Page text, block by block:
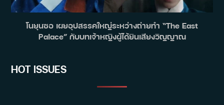
โนยุนซอ เผยอุปสรรคใหญ่ระหว่างถ่ายทำ “The East
Palace” กับบทเจ้าหญิงผู้ได้ยินเสียงวิญญาณ
HOT ISSUES